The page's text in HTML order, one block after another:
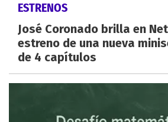
ESTRENOS
José Coronado brilla en
estreno de una nueva
de 4 capítulos